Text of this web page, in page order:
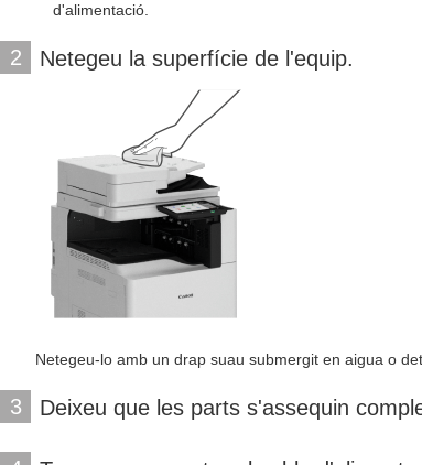
d'alimentació.
2 Netegeu la superfície de l'equip.
Netegeu-lo amb un drap suau submergit en aigua o
3 Deixeu que les parts s'assequin